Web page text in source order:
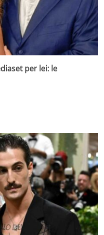
per lei: le